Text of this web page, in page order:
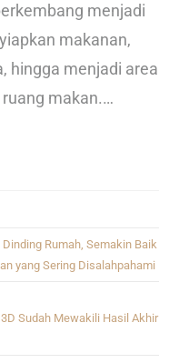
menjadi
makanan,
hingga menjadi area
makan.…
Rumah, Semakin Baik
yang Sering Disalahpahami
Sudah Mewakili Hasil Akhir